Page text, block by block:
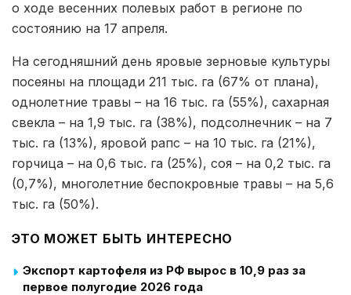
о ходе весенних полевых работ в регионе по
состоянию на 17 апреля.
На сегодняшний день яровые зерновые культуры
посеяны на площади 211 тыс. га (67% от плана),
однолетние травы – на 16 тыс. га (55%), сахарная
свекла – на 1,9 тыс. га (38%), подсолнечник – на 7
тыс. га (13%), яровой рапс – на 10 тыс. га (21%),
горчица – на 0,6 тыс. га (25%), соя – на 0,2 тыс. га
(0,7%), многолетние беспокровные травы – на 5,6
тыс. га (50%).
ЭТО МОЖЕТ БЫТЬ ИНТЕРЕСНО
Экспорт картофеля из РФ вырос в 10,9 раз за
первое полугодие 2026 года